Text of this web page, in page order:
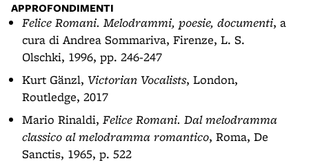
APPROFONDIMENTI
Felice Romani. Melodrammi, poesie, documenti, a
cura di Andrea Sommariva, Firenze, L. S.
Olschki, 1996, pp. 246-247
Kurt Gänzl, Victorian Vocalists, London,
Routledge, 2017
Mario Rinaldi, Felice Romani. Dal melodramma
classico al melodramma romantico, Roma, De
Sanctis, 1965, p. 522